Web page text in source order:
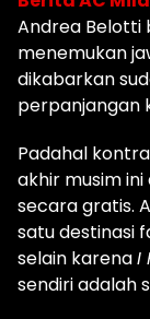
Andrea Belotti
menemukan
dikabarkan
perpanjangan
Padahal
akhir musim
secara gratis.
satu destinasi
selain karenaI
sendiri adalah